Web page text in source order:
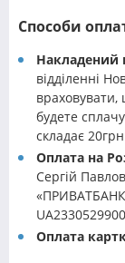
Способи
Накладений
відділенні
будете
складає
Оплата на
Сергій
Оплата